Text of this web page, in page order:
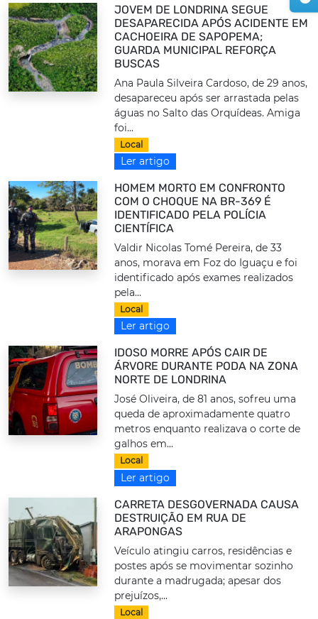
JOVEM DE LONDRINA SEGUE
DESAPARECIDA APÓS ACIDENTE EM
CACHOEIRA DE SAPOPEMA;
GUARDA MUNICIPAL REFORÇA
BUSCAS
Ana Paula Silveira Cardoso, de 29 anos,
desapareceu após ser arrastada pelas
águas no Salto das Orquídeas. Amiga
foi...
Local
Ler artigo
HOMEM MORTO EM CONFRONTO
COM O CHOQUE NA BR-369 É
IDENTIFICADO PELA POLÍCIA
CIENTÍFICA
Valdir Nicolas Tomé Pereira, de 33
anos, morava em Foz do Iguaçu e foi
identificado após exames realizados
pela...
Local
Ler artigo
IDOSO MORRE APÓS CAIR DE
ÁRVORE DURANTE PODA NA ZONA
NORTE DE LONDRINA
José Oliveira, de 81 anos, sofreu uma
queda de aproximadamente quatro
metros enquanto realizava o corte de
galhos em...
Local
Ler artigo
CARRETA DESGOVERNADA CAUSA
DESTRUIÇÃO EM RUA DE
ARAPONGAS
Veículo atingiu carros, residências e
postes após se movimentar sozinho
durante a madrugada; apesar dos
prejuízos,...
Local